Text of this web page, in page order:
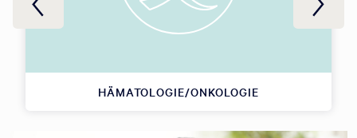
HÄMATOLOGIE/ONKOLOGIE